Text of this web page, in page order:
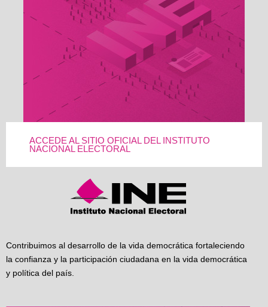
ACCEDE AL SITIO OFICIAL DEL INSTITUTO
NACIONAL ELECTORAL
Contribuimos al desarrollo de la vida democrática fortaleciendo
la confianza y la participación ciudadana en la vida democrática
y política del país.